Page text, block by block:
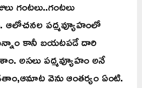
గంటలు..గంటలు
పద్మవ్యూహంలో
కానీ బయటపడే దారి
అసలు పద్మవ్యూహం అనే
వెను ఆంతర్యం ఏంటి.